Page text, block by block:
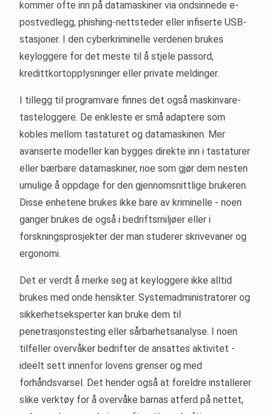
kommer ofte inn på datamaskiner via ondsinnede e-
postvedlegg, phishing-nettsteder eller infiserte USB-
stasjoner. I den cyberkriminelle verdenen brukes
keyloggere for det meste til å stjele passord,
kredittkortopplysninger eller private meldinger.
I tillegg til programvare finnes det også maskinvare-
tasteloggere. De enkleste er små adaptere som
kobles mellom tastaturet og datamaskinen. Mer
avanserte modeller kan bygges direkte inn i tastaturer
eller bærbare datamaskiner, noe som gjør dem nesten
umulige å oppdage for den gjennomsnittlige brukeren.
Disse enhetene brukes ikke bare av kriminelle - noen
ganger brukes de også i bedriftsmiljøer eller i
forskningsprosjekter der man studerer skrivevaner og
ergonomi.
Det er verdt å merke seg at keyloggere ikke alltid
brukes med onde hensikter. Systemadministratorer og
sikkerhetseksperter kan bruke dem til
penetrasjonstesting eller sårbarhetsanalyse. I noen
tilfeller overvåker bedrifter de ansattes aktivitet -
ideelt sett innenfor lovens grenser og med
forhåndsvarsel. Det hender også at foreldre installerer
slike verktøy for å overvåke barnas atferd på nettet,